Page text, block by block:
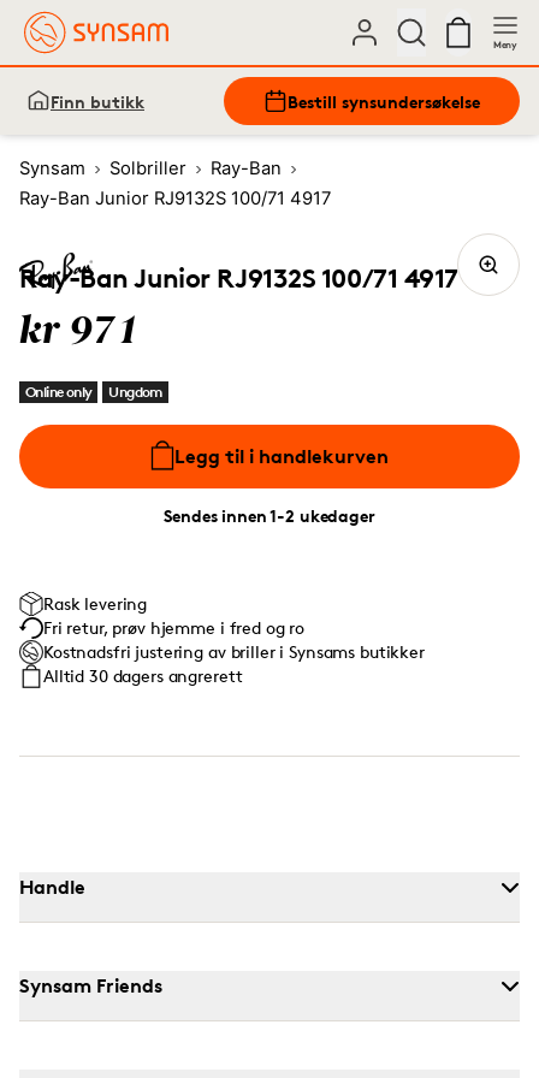
Meny
Finn butikk Bestill synsundersøkelse
Synsam Solbriller
Ray-Ban
Ray-Ban Junior RJ9132S 100/71 4917
Ray-Ban Junior RJ9132S 100/71 4917
kr 971
Online only Ungdom
Legg til i handlekurven
Sendes innen 1-2 ukedager
Rask levering
Fri retur, prøv hjemme i fred og ro
Kostnadsfri justering av briller i Synsams butikker
Alltid 30 dagers angrerett
Handle
Synsam Friends